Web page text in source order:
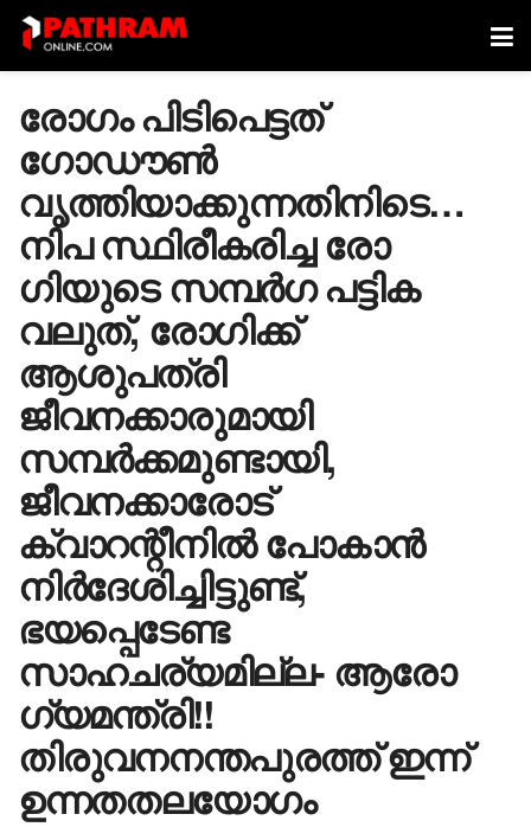
രോ​ഗം പി‌ടിപെട്ടത് ​
ഗോഡൗൺ
വ‍ൃത്തിയാക്കുന്നതിനിടെ…
നിപ സ്ഥിരീകരിച്ച രോ​
ഗിയു‌ടെ സമ്പർ​ഗ പട്ടിക
വലുത്, രോഗിക്ക്
ആശുപത്രി
ജീവനക്കാരുമായി
സമ്പർക്കമുണ്ടായി,
ജീവനക്കാരോട്
ക്വാറന്റീനിൽ പോകാൻ
നിർദേശിച്ചിട്ടുണ്ട്,
ഭയപ്പെടേണ്ട
സാഹചര്യമില്ല- ആരോ​
ഗ്യമന്ത്രി!!
തിരുവനനന്തപുരത്ത് ഇന്ന്
ഉന്നതതലയോ​ഗം